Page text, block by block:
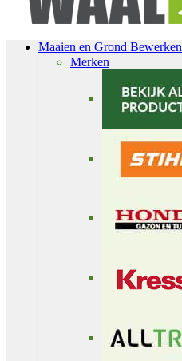
Maaien en Grond Bewerken
Merken